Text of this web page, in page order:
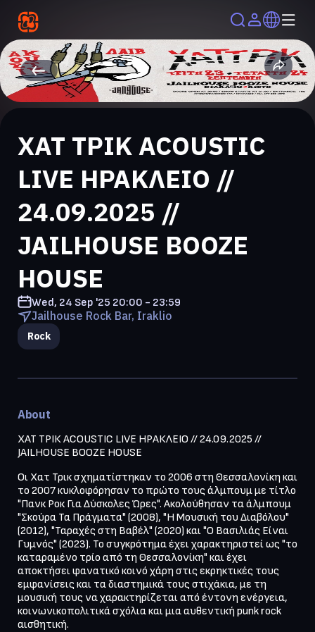
ΧΑΤ ΤΡΙΚ ACOUSTIC
LIVE ΗΡΑΚΛΕΙΟ //
24.09.2025 //
JAILHOUSE BOOZE
HOUSE
Wed, 24 Sep '25 20:00 - 23:59
Jailhouse Rock Bar, Iraklio
Rock
About
ΧΑΤ ΤΡΙΚ ACOUSTIC LIVE ΗΡΑΚΛΕΙΟ // 24.09.2025 //
JAILHOUSE BOOZE HOUSE
Οι Χατ Τρικ σχηματίστηκαν το 2006 στη Θεσσαλονίκη και
το 2007 κυκλοφόρησαν το πρώτο τους άλμπουμ με τίτλο
"Πανκ Ροκ Για Δύσκολες Ώρες". Ακολούθησαν τα άλμπουμ
"Σκούρα Τα Πράγματα" (2008), "Η Μουσική του Διαβόλου"
(2012), "Ταραχές στη Βαβέλ" (2020) και "Ο Βασιλιάς Είναι
Γυμνός" (2023).​ Το συγκρότημα έχει χαρακτηριστεί ως "το
καταραμένο τρίο από τη Θεσσαλονίκη" και έχει
αποκτήσει φανατικό κοινό χάρη στις εκρηκτικές τους
εμφανίσεις και τα διαστημικά τους στιχάκια, με τη
μουσική τους να χαρακτηρίζεται από έντονη ενέργεια,
κοινωνικοπολιτικά σχόλια και μια αυθεντική punk rock
αισθητική.